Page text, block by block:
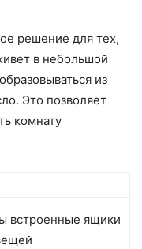
решение для тех,
в небольшой
из
Это позволяет
комнату
встроенные ящики